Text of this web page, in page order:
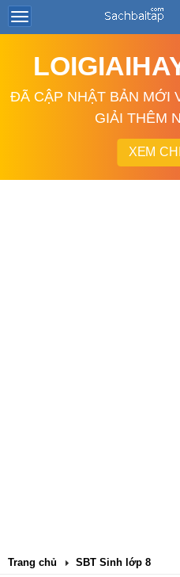
ĐÃ CẬP NHẬT BẢN MỚI
GIẢI THÊM
XEM
Trang chủ SBT Sinh lớp 8